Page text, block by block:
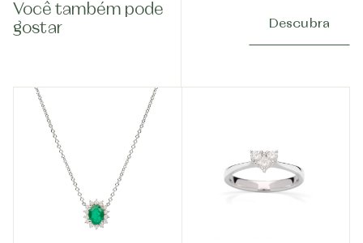
Você também pode
gostar
Descubra